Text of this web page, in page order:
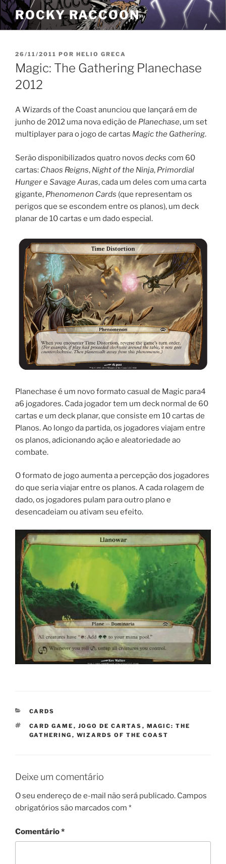
Pular
para
o
ROCKY RACCOON
PUBLICADO
EM
26/11/2011 POR HELIO GRECA
Magic: The Gathering Planechase
2012
A Wizards of the Coast anunciou que lançará em de
junho de 2012 uma nova edição de Planechase, um set
multiplayer para o jogo de cartas Magic the Gathering.
Serão disponibilizados quatro novos decks com 60
cartas: Chaos Reigns, Night of the Ninja, Primordial
Hungere Savage Auras, cada um deles com uma carta
gigante, Phenomenon Cards (que representam os
perigos que se escondem entre os planos), um deck
planar de 10 cartas e um dado especial.
Planechase é um novo formato casual de Magic para4
a6 jogadores. Cada jogador tem um deck normal de 60
cartas e um deck planar, que consiste em 10 cartas de
Planos. Ao longo da partida, os jogadores viajam entre
os planos, adicionando ação e aleatoriedade ao
combate.
O formato de jogo aumenta a percepção dos jogadores
do que seria viajar entre os planos. A cada rolagem de
dado, os jogadores pulam para outro plano e
desencadeiam ou ativam seu efeito.
CATEGORIAS
CARDS
TAGS
CARD GAME , JOGO DE CARTAS , MAGIC: THE
GATHERING , WIZARDS OF THE COAST
Deixe um comentário
O seu endereço de e-mail não será publicado. Campos
obrigatórios são marcados com *
Comentário*